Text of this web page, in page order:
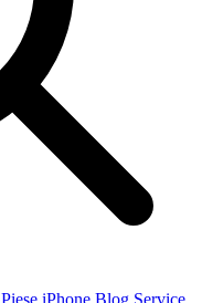
Piese iPhone Blog Service